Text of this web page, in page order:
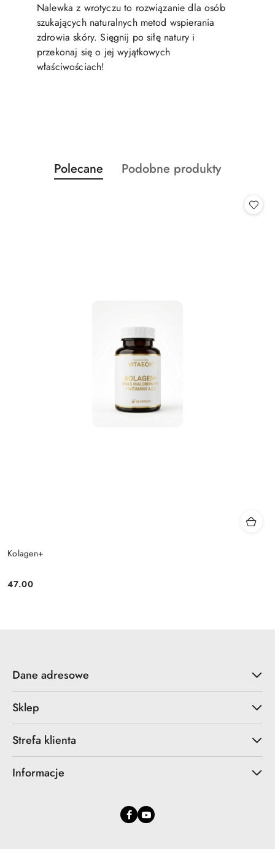
Nalewka z wrotyczu to rozwiązanie dla osób
szukających naturalnych metod wspierania
zdrowia skóry. Sięgnij po siłę natury i
przekonaj się o jej wyjątkowych
właściwościach!
Pomiń karuzelę produktów
Produkty
o
Polecane
Produkty
Podobne produkty
Kolagen+
Cena:
47.00
Dane adresowe
Sklep
Strefa klienta
Informacje